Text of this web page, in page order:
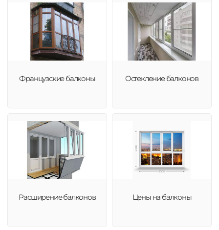
Французские балконы Остекление балконов
Расширение балконов Цены на балконы